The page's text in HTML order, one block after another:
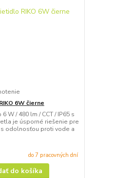
6W čierne
W / 480 lm / CCT / IP65 s
je úsporné riešenie pre
odolnosťou proti vode a
do 7 pracovných dní
do košíka